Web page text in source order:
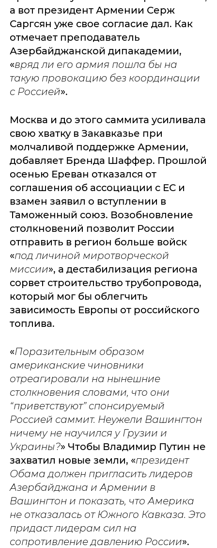
а вот президент Армении Серж
Саргсян уже свое согласие дал. Как
отмечает преподаватель
Азербайджанской дипакадемии,
«вряд ли его армия пошла бы на
такую провокацию без координации
с Россией».
Москва и до этого саммита усиливала
свою хватку в Закавказье при
молчаливой поддержке Армении,
добавляет Бренда Шаффер. Прошлой
осенью Ереван отказался от
соглашения об ассоциации с ЕС и
взамен заявил о вступлении в
Таможенный союз. Возобновление
столкновений позволит России
отправить в регион больше войск
«под личиной миротворческой
миссии», а дестабилизация региона
сорвет строительство трубопровода,
который мог бы облегчить
зависимость Европы от российского
топлива.
«Поразительным образом
американские чиновники
отреагировали на нынешние
столкновения словами, что они
“приветствуют” спонсируемый
Россией саммит. Неужели Вашингтон
ничему не научился у Грузии и
Украины?» Чтобы Владимир Путин не
захватил новые земли, «президент
Обама должен пригласить лидеров
Азербайджана и Армении в
Вашингтон и показать, что Америка
не отказалась от Южного Кавказа. Это
придаст лидерам сил на
сопротивление давлению России».